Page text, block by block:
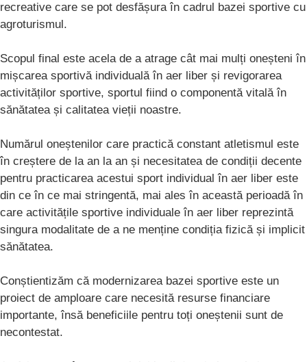
recreative care se pot desfășura în cadrul bazei sportive cu
agroturismul.
Scopul final este acela de a atrage cât mai mulți oneșteni în
mișcarea sportivă individuală în aer liber și revigorarea
activităților sportive, sportul fiind o componentă vitală în
sănătatea și calitatea vieții noastre.
Numărul oneștenilor care practică constant atletismul este
în creștere de la an la an și necesitatea de condiții decente
pentru practicarea acestui sport individual în aer liber este
din ce în ce mai stringentă, mai ales în această perioadă în
care activitățile sportive individuale în aer liber reprezintă
singura modalitate de a ne menține condiția fizică și implicit
sănătatea.
Conștientizăm că modernizarea bazei sportive este un
proiect de amploare care necesită resurse financiare
importante, însă beneficiile pentru toți oneștenii sunt de
necontestat.